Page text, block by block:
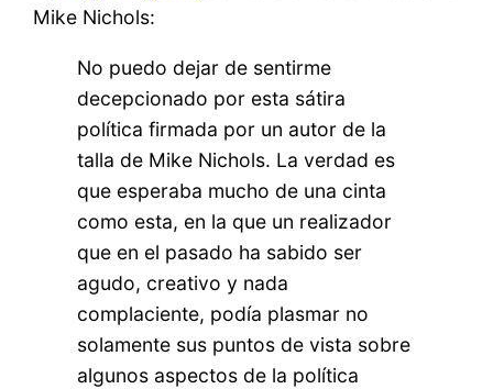
Mike Nichols:
No puedo dejar de sentirme
decepcionado por esta sátira
política firmada por un autor de la
talla de Mike Nichols. La verdad es
que esperaba mucho de una cinta
como esta, en la que un realizador
que en el pasado ha sabido ser
agudo, creativo y nada
complaciente, podía plasmar no
solamente sus puntos de vista sobre
algunos aspectos de la política